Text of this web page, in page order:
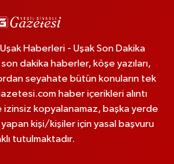
Haberleri - Uşak Son Dakika
dakika haberler, köşe yazıları,
seyahate bütün konuların tek
haber içerikleri alıntı
izinsiz kopyalanamaz, başka yerde
yapan kişi/kişiler için yasal başvuru
tutulmaktadır.